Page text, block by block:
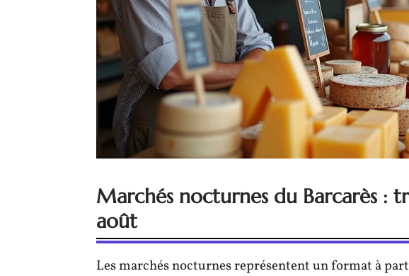
Marchés nocturnes du Barcarès :
août
Les marchés nocturnes représentent un format à